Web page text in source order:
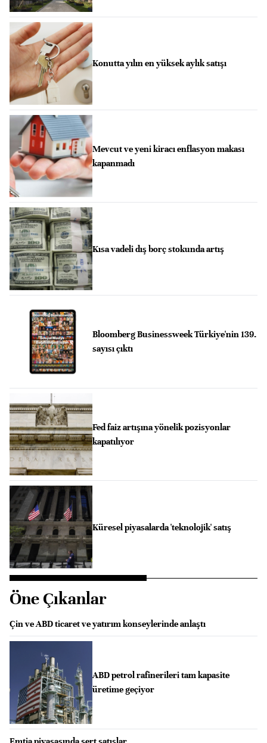
Konutta yılın en yüksek aylık satışı
Mevcut ve yeni kiracı enflasyon makası
kapanmadı
Kısa vadeli dış borç stokunda artış
Bloomberg Businessweek Türkiye'nin 139.
sayısı çıktı
Fed faiz artışına yönelik pozisyonlar
kapatılıyor
Küresel piyasalarda 'teknolojik' satış
Öne Çıkanlar
Çin ve ABD ticaret ve yatırım konseylerinde anlaştı
ABD petrol rafinerileri tam kapasite
üretime geçiyor